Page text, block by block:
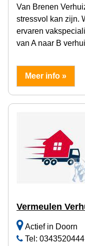
Van Brenen
stressvol kan zijn.
ervaren
van A naar B
Meer info »
Vermeulen
Actief in Doorn
Tel: 0343520444